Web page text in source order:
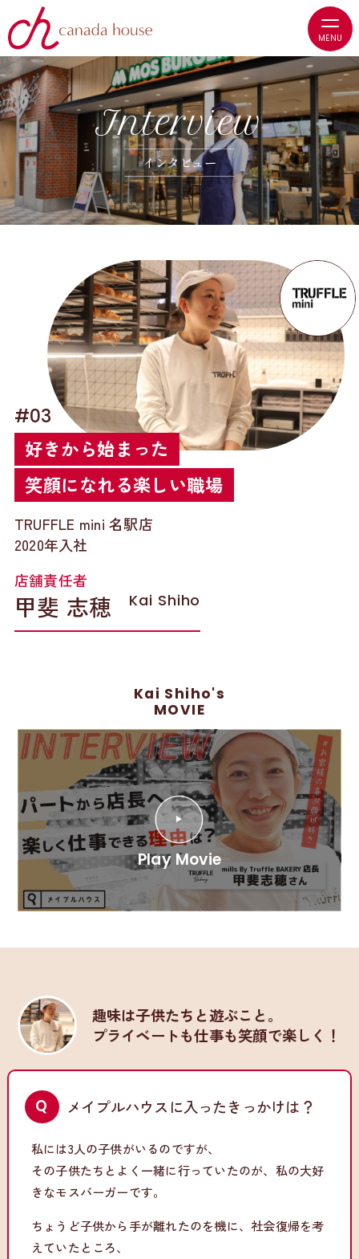
Interview
インタ ビュー
#03
好きから始まった
笑顔になれる楽しい職場
TRUFFLE mini 名駅店
2020年入社
店舗責任者
甲斐 志穂 Kai Shiho
Kai Shiho's
MOVIE
趣味は子供たちと遊ぶこと。
プライベートも仕事も笑顔で楽しく！
メイプルハウスに入ったきっかけは？
私には3人の子供がいるのですが、
その子供たちとよく一緒に行っていたのが、私の大好
きなモスバーガーです。
ちょうど子供から手が離れたのを機に、社会復帰を考
えていたところ、